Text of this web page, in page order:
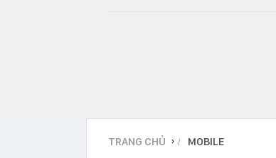
TRANG CHỦ › MOBILE